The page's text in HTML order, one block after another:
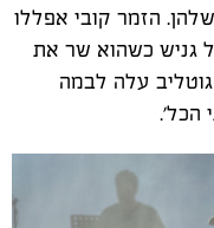
הזמר קובי אפללו
גניש כשהוא שר את
עלה לבמה
הכל'.